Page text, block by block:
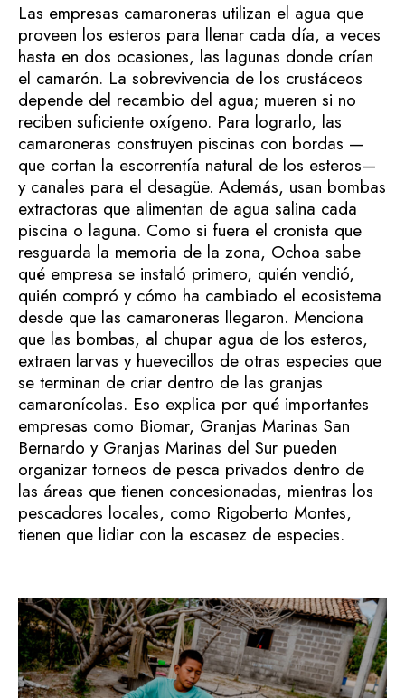
Las empresas camaroneras utilizan el agua que
proveen los esteros para llenar cada día, a veces
hasta en dos ocasiones, las lagunas donde crían
el camarón. La sobrevivencia de los crustáceos
depende del recambio del agua; mueren si no
reciben suficiente oxígeno. Para lograrlo, las
camaroneras construyen piscinas con bordas —
que cortan la escorrentía natural de los esteros—
y canales para el desagüe. Además, usan bombas
extractoras que alimentan de agua salina cada
piscina o laguna. Como si fuera el cronista que
resguarda la memoria de la zona, Ochoa sabe
qué empresa se instaló primero, quién vendió,
quién compró y cómo ha cambiado el ecosistema
desde que las camaroneras llegaron. Menciona
que las bombas, al chupar agua de los esteros,
extraen larvas y huevecillos de otras especies que
se terminan de criar dentro de las granjas
camaronícolas. Eso explica por qué importantes
empresas como Biomar, Granjas Marinas San
Bernardo y Granjas Marinas del Sur pueden
organizar torneos de pesca privados dentro de
las áreas que tienen concesionadas, mientras los
pescadores locales, como Rigoberto Montes,
tienen que lidiar con la escasez de especies.